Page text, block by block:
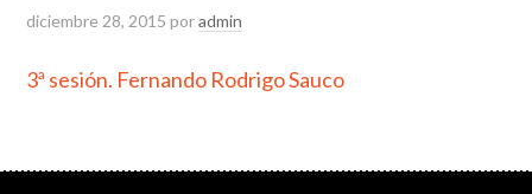
diciembre 28, 2015 poradmin
3ª sesión. Fernando Rodrigo Sauco